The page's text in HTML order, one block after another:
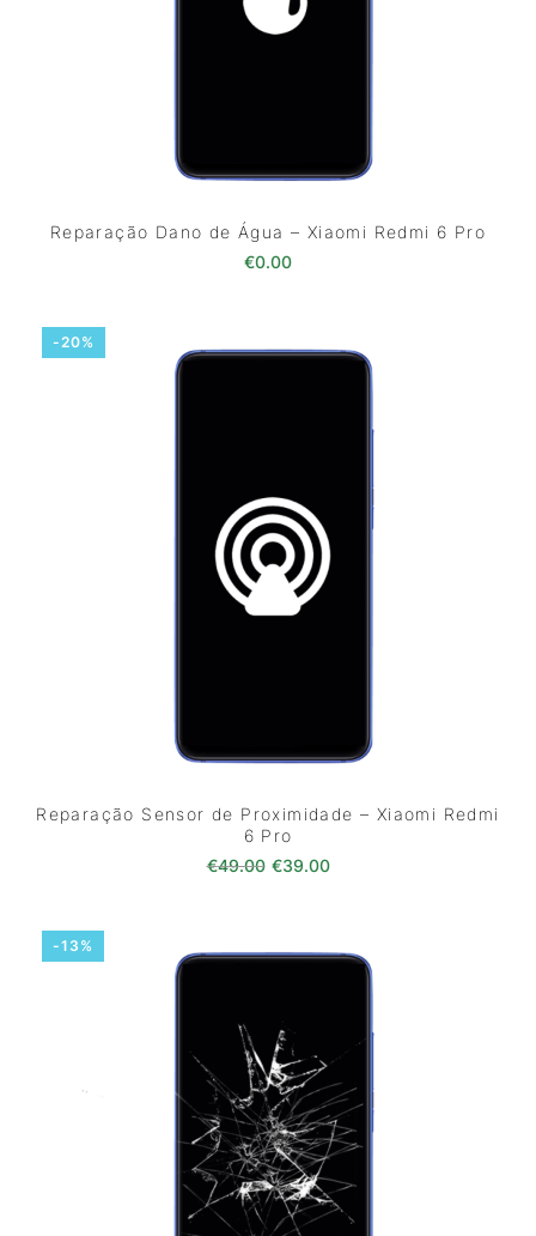
Reparação Dano de Água – Xiaomi Redmi 6 Pro
€0.00
-20%
Reparação Sensor de Proximidade – Xiaomi Redmi
6 Pro
€49.00 O preço original era: €49.00.
€39.00O preço atual é:
-13%